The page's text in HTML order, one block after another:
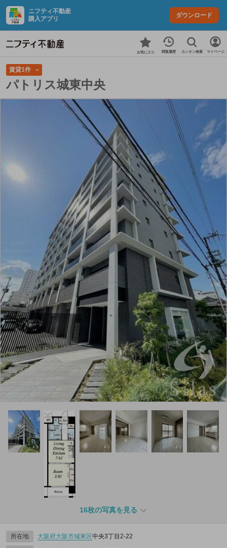
ニフティ不動産
購入アプリ
ダウンロード
お気に入り 閲覧履歴 カンタン検索 マイページ
賃貸1件
パトリス城東中央
16枚の写真を見る
所在地 大阪府大阪市城東区中央3丁目2-22